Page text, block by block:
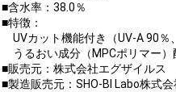
■含水率：38.0％
■特徴：
UVカット機能付き（UV-A 90％
うるおい成分（MPCポリマー）
■販売元：株式会社エグザイルス
■製造販売元：SHO-BI Labo株式会